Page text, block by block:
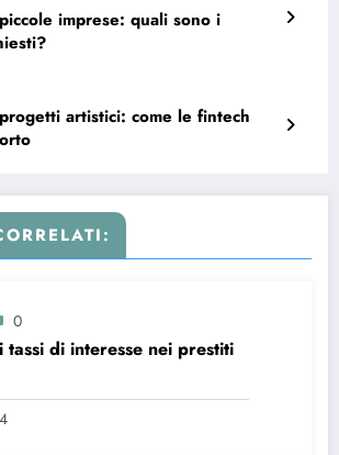
imprese: quali sono i
artistici: come le fintech
0
tassi di interesse nei prestiti